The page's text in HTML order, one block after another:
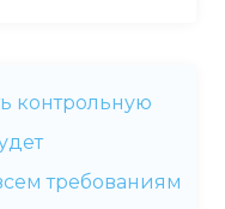
контрольную
требованиям